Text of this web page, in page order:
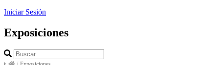
Iniciar Sesión
Exposiciones